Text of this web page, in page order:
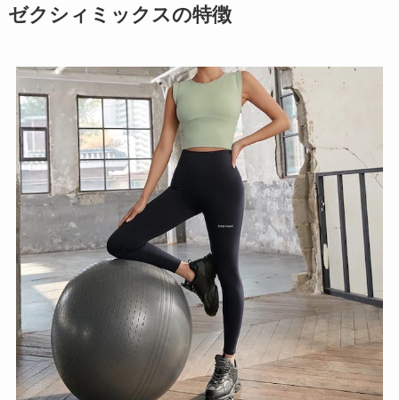
エンゼルパイ販売終了？売ってな
い？廃盤？類似品はある？通販や
デイジーストアの誕生日クーポン
もらえない？セールや送料無料は
いつ？お得に買う方法
ヤンヤンつけボーの歴史や生産
国！昔のパッケージや名前の改名
いつ？昭和からあるの？
ベビーセンス ベビーモニターの口
コミは？説明書や設置は簡単？お
すすめモニタースタンドも調査！
ゼクシィミックスの特徴